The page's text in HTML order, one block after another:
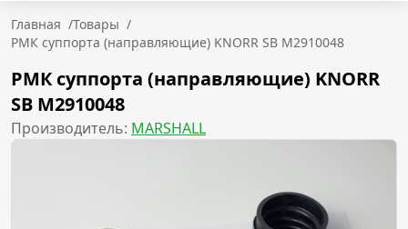
Главная /Товары /
РМК суппорта (направляющие) KNORR SB M2910048
РМК суппорта (направляющие) KNORR
SB M2910048
Производитель: MARSHALL